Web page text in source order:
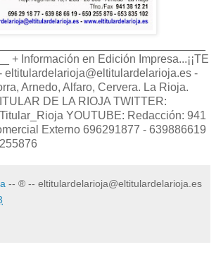
+ Información en Edición Impresa...¡¡TE
eltitulardelarioja@eltitulardelarioja.es -
Arnedo, Alfaro, Cervera. La Rioja.
DE LA RIOJA TWITTER:
YOUTUBE: Redacción: 941
Externo 696291877 - 639886619
-- ® -- eltitulardelarioja@eltitulardelarioja.es